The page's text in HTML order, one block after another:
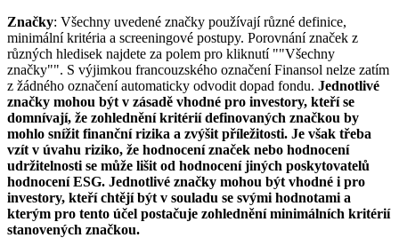
Značky: Všechny uvedené značky používají různé definice,
minimální kritéria a screeningové postupy. Porovnání značek z
různých hledisek najdete za polem pro kliknutí ""Všechny
značky"". S výjimkou francouzského označení Finansol nelze zatím
z žádného označení automaticky odvodit dopad fondu. Jednotlivé
značky mohou být v zásadě vhodné pro investory, kteří se
domnívají, že zohlednění kritérií definovaných značkou by
mohlo snížit finanční rizika a zvýšit příležitosti. Je však třeba
vzít v úvahu riziko, že hodnocení značek nebo hodnocení
udržitelnosti se může lišit od hodnocení jiných poskytovatelů
hodnocení ESG. Jednotlivé značky mohou být vhodné i pro
investory, kteří chtějí být v souladu se svými hodnotami a
kterým pro tento účel postačuje zohlednění minimálních kritérií
stanovených značkou.